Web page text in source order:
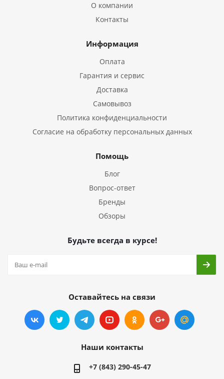
О компании
Контакты
Информация
Оплата
Гарантия и сервис
Доставка
Самовывоз
Политика конфиденциальности
Согласие на обработку персональных данных
Помощь
Блог
Вопрос-ответ
Бренды
Обзоры
Будьте всегда в курсе!
Оставайтесь на связи
Наши контакты
+7 (843) 290-45-47